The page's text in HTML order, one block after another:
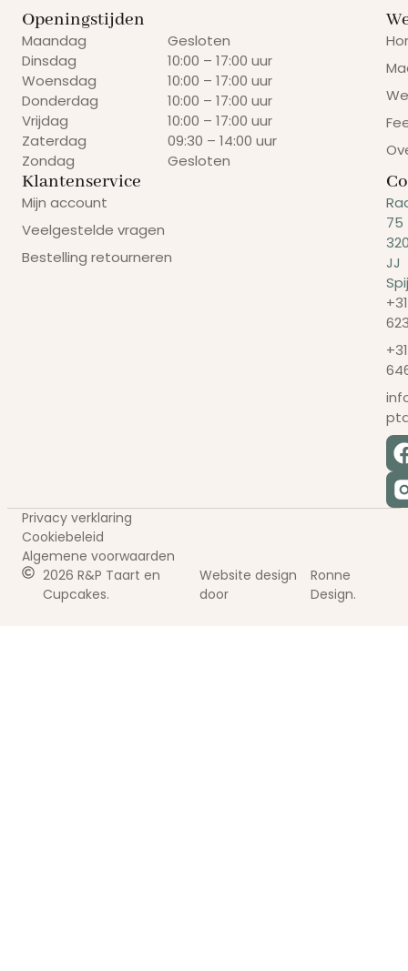
Openingstijden
Maandag
Dinsdag
Woensdag
Donderdag
Vrijdag
Zaterdag
Zondag
Gesloten
10:00 – 17:00 uur
10:00 – 17:00 uur
10:00 – 17:00 uur
10:00 – 17:00 uur
09:30 – 14:00 uur
Gesloten
Klantenservice
Mijn account
Veelgestelde vragen
Bestelling retourneren
75
JJ
2026 R&P Taart en
Cupcakes.
Website design
door
Ronne
Design.
Privacy verklaring
Cookiebeleid
Algemene voorwaarden